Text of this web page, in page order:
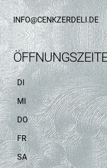
INFO@CENKZERDELI.DE
DI
MI
DO
FR
SA